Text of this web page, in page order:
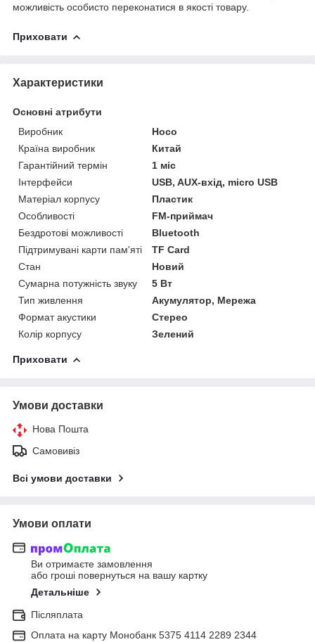
можливість особисто переконатися в якості товару.
Приховати
Характеристики
Основні атрибути
Виробник
Hoco
Країна виробник
Китай
Гарантійний термін
1 міс
Інтерфейси
USB, AUX-вхід, micro USB
Матеріал корпусу
Пластик
Особливості
FM-приймач
Бездротові можливості
Bluetooth
Підтримувані карти пам'яті
TF Card
Стан
Новий
Сумарна потужність звуку
5 Вт
Тип живлення
Акумулятор, Мережа
Формат акустики
Стерео
Колір корпусу
Зелений
Приховати
Умови доставки
Нова Пошта
Самовивіз
Всі умови доставки
Умови оплати
Ви отримаєте замовлення
або гроші повернуться на вашу картку
Детальніше
Післяплата
Оплата на карту Монобанк 5375 4114 2289 2344